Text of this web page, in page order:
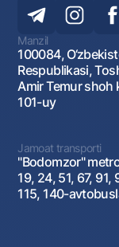
Manzil
100084,
Respublikasi,
Amir Temur shoh
101-uy
Jamoat transporti
"Bodomzor"
19, 24, 51, 67, 91,
115, 140-